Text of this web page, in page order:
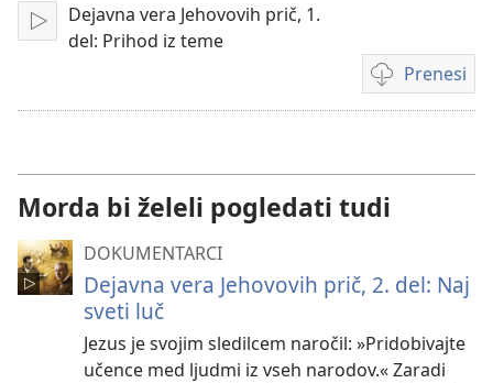
Predvajaj
Dejavna vera Jehovovih prič, 1.
del: Prihod iz teme
Prenesi
Možnosti
prenosa
Morda bi želeli pogledati tudi
DOKUMENTARCI
Dejavna vera Jehovovih prič, 2. del: Naj
sveti luč
Jezus je svojim sledilcem naročil: »Pridobivajte
učence med ljudmi iz vseh narodov.« Zaradi